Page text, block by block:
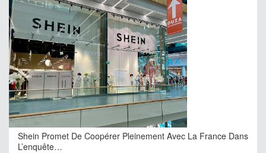
Shein Promet De Coopérer Pleinement Avec La France Dans
L’enquête…